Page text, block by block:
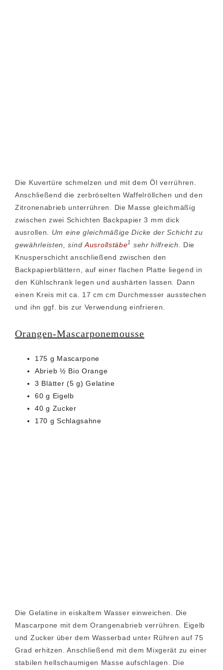
Die Kuvertüre schmelzen und mit dem Öl verrühren.
Anschließend die zerbröselten Waffelröllchen und den
Zitronenabrieb unterrühren. Die Masse gleichmäßig
zwischen zwei Schichten Backpapier 3 mm dick
ausrollen. Um eine gleichmäßige Dicke der Schicht zu
gewährleisten, sind Ausrollstäbe1 sehr hilfreich. Die
Knusperschicht anschließend zwischen den
Backpapierblättern, auf einer flachen Platte liegend in
den Kühlschrank legen und aushärten lassen. Dann
einen Kreis mit ca. 17 cm cm Durchmesser ausstechen
und ihn ggf. bis zur Verwendung einfrieren.
Orangen-Mascarponemousse
175 g Mascarpone
Abrieb ½ Bio Orange
3 Blätter (5 g) Gelatine
60 g Eigelb
40 g Zucker
170 g Schlagsahne
Die Gelatine in eiskaltem Wasser einweichen. Die
Mascarpone mit dem Orangenabrieb verrühren. Eigelb
und Zucker über dem Wasserbad unter Rühren auf 75
Grad erhitzen. Anschließend mit dem Mixgerät zu einer
stabilen hellschaumigen Masse aufschlagen. Die